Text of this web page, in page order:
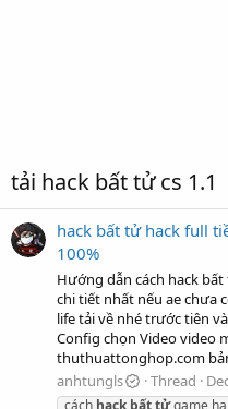
tải hack bất tử cs 1.1
hack bất tử hack full
100%
Hướng dẫn cách hack bất
chi tiết nhất nếu ae chưa
life tải về nhé trước tiên
Config chọn Video video
thuthuattonghop.com
anhtungls
Thread
cách hack bấttửgame